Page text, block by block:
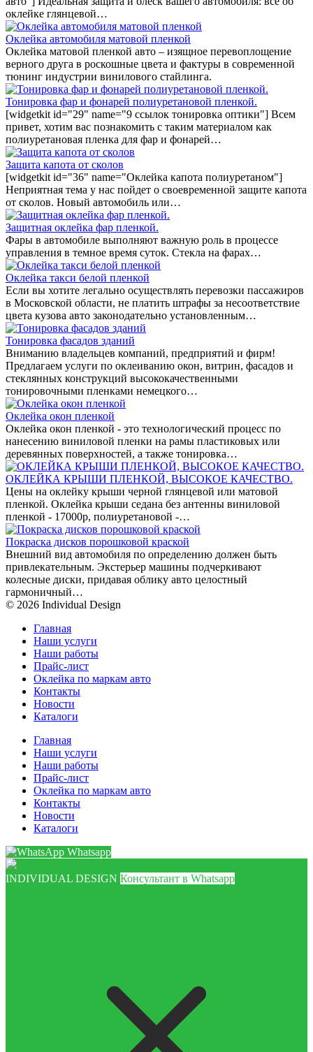
оклейке глянцевой…
Оклейка автомобиля матовой пленкой
Оклейка матовой пленкой авто – изящное перевоплощение
верного друга в роскошные цвета и фактуры в современной
тюнинг индустрии винилового стайлинга.
Тонировка фар и фонарей полиуретановой пленкой.
[widgetkit id="29" name="9 ссылок тонировка оптики"] Всем
привет, хотим вас познакомить с таким материалом как
полиуретановая пленка для фар и фонарей…
Защита капота от сколов
[widgetkit id="36" name="Оклейка капота полиуретаном"]
Неприятная тема у нас пойдет о своевременной защите капота
от сколов. Новый автомобиль или…
Защитная оклейка фар пленкой.
Фары в автомобиле выполняют важную роль в процессе
управления в темное время суток. Стекла на фарах…
Оклейка такси белой пленкой
Если вы хотите легально осуществлять перевозки пассажиров
в Московской области, не платить штрафы за несоответствие
цвета кузова авто законодательно установленным…
Тонировка фасадов зданий
Вниманию владельцев компаний, предприятий и фирм!
Предлагаем услуги по оклеиванию окон, витрин, фасадов и
стеклянных конструкций высококачественными
тонировочными пленками немецкого…
Оклейка окон пленкой
Оклейка окон пленкой - это технологический процесс по
нанесению виниловой пленки на рамы пластиковых или
деревянных поверхностей, а также тонировка…
ОКЛЕЙКА КРЫШИ ПЛЕНКОЙ, ВЫСОКОЕ КАЧЕСТВО.
Цены на оклейку крыши черной глянцевой или матовой
пленкой. Оклейка крыши седана без антенны виниловой
пленкой - 17000р, полиуретановой -…
Покраска дисков порошковой краской
Внешний вид автомобиля по определению должен быть
привлекательным. Экстерьер машины подчеркивают
колесные диски, придавая облику авто целостный
гармоничный…
© 2026 Individual Design
Главная
Наши услуги
Наши работы
Прайс-лист
Оклейка по маркам авто
Контакты
Новости
Каталоги
Главная
Наши услуги
Наши работы
Прайс-лист
Оклейка по маркам авто
Контакты
Новости
Каталоги
Whatsapp
INDIVIDUAL DESIGN Консультант в Whatsapp